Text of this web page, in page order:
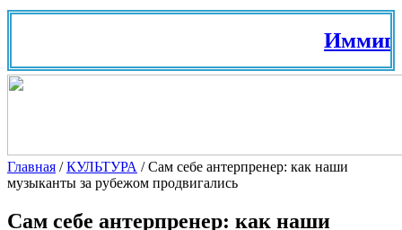
Главная /КУЛЬТУРА /Сам себе антерпренер: как наши
музыканты за рубежом продвигались
Сам себе антерпренер: как наши